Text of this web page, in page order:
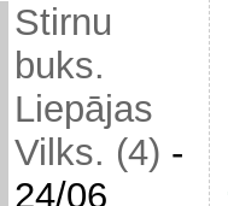
Stirnu
buks.
Liepājas
Vilks. (4) -
24/06